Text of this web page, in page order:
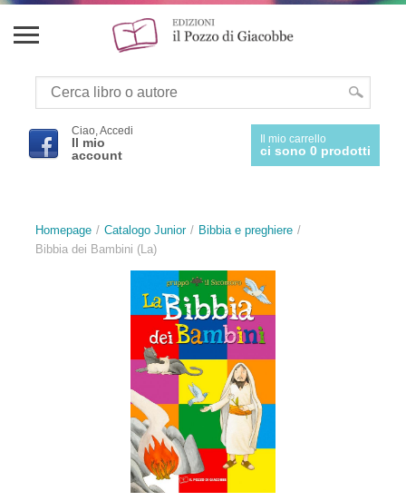
Ciao, Accedi
Il mio
account
Il mio carrello
ci sono 0 prodotti
Homepage Catalogo Junior
Bibbia e preghiere
Bibbia dei Bambini (La)